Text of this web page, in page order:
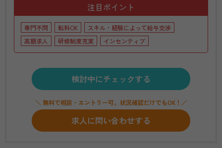
注目ポイント
専門不問 転科OK
スキル・経験によって給与交渉
高額求人
研修制度充実 インセンティブ
検討中にチェックする
＼ 無料で相談・エントリー可。状況確認だけでもOK！／
求人に問い合わせする